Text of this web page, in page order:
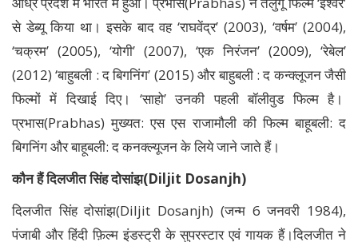
से डेब्यू किया था। इसके बाद वह ‘राघवेंद्र’ (2003), ‘वर्षम’ (2004),
‘चक्रम’ (2005), ‘योगी’ (2007), ‘एक निरंजन’ (2009), ‘रेबेल’
(2012) ‘बाहुबली : द बिगनिंग’ (2015) और बाहुबली : द कन्क्लूजन जैसी
फिल्मों में दिखाई दिए। ‘साहो’ उनकी पहली बॉलीवुड फिल्म है।
प्रभास(Prabhas) मुख्‍यत: एस एस राजामौली की फिल्‍म बाहूबली: द
बिगनिंग और बाहूबली: द कनक्‍ल्‍यूजन के लिये जाने जाते हैं।
कौन हैं दिलजीत सिंह दोसांझ(Diljit Dosanjh)
दिलजीत सिंह दोसांझ(Diljit Dosanjh) (जन्म 6 जनवरी 1984),
पंजाबी और हिंदी फ़िल्म इंडस्ट्री के सुपरस्टार एवं गायक हैं।दिलजीत ने